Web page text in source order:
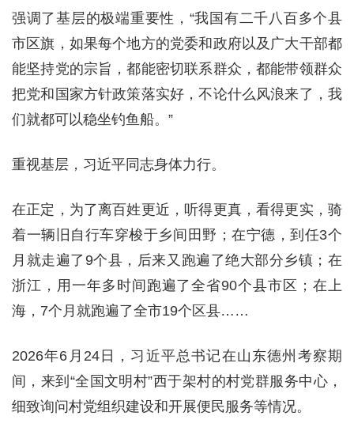
强调了基层的极端重要性，“我国有二千八百多个县
市区旗，如果每个地方的党委和政府以及广大干部都
能坚持党的宗旨，都能密切联系群众，都能带领群众
把党和国家方针政策落实好，不论什么风浪来了，我
们就都可以稳坐钓鱼船。”
重视基层，习近平同志身体力行。
在正定，为了离百姓更近，听得更真，看得更实，骑
着一辆旧自行车穿梭于乡间田野；在宁德，到任3个
月就走遍了9个县，后来又跑遍了绝大部分乡镇；在
浙江，用一年多时间跑遍了全省90个县市区；在上
海，7个月就跑遍了全市19个区县……
2026年6月24日，习近平总书记在山东德州考察期
间，来到“全国文明村”西于架村的村党群服务中心，
细致询问村党组织建设和开展便民服务等情况。